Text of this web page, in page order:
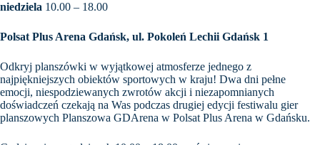
niedziela 10.00 – 18.00
Polsat Plus Arena Gdańsk, ul. Pokoleń Lechii Gdańsk 1
Odkryj planszówki w wyjątkowej atmosferze jednego z
najpiękniejszych obiektów sportowych w kraju! Dwa dni pełne
emocji, niespodziewanych zwrotów akcji i niezapomnianych
doświadczeń czekają na Was podczas drugiej edycji festiwalu gier
planszowych Planszowa GDArena w Polsat Plus Arena w Gdańsku.